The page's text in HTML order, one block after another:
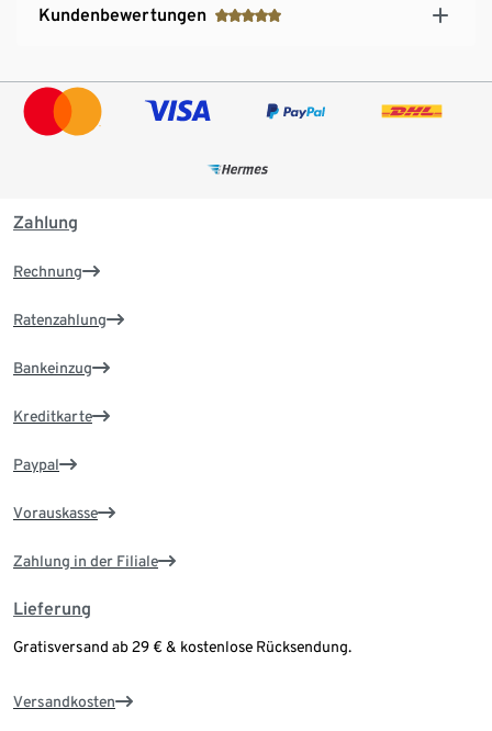
Kundenbewertungen
Zahlung
Rechnung
Ratenzahlung
Bankeinzug
Kreditkarte
Paypal
Vorauskasse
Zahlung in der Filiale
Lieferung
Gratisversand ab 29 € & kostenlose Rücksendung.
Versandkosten